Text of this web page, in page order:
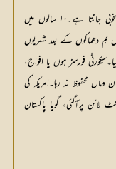
اس کے بعد جو کچھ ہوا، اسے ہر باشعور وباخبر پاکستانی بخوبی جانتا ہے۔۱۰ سالوں میں
بم دھماکوں کے بعد شہریوں
فورسز ہوں یا افواج،
محفوظ نہ رہا۔امریکہ کی
پرآگئی، گویا پاکستان